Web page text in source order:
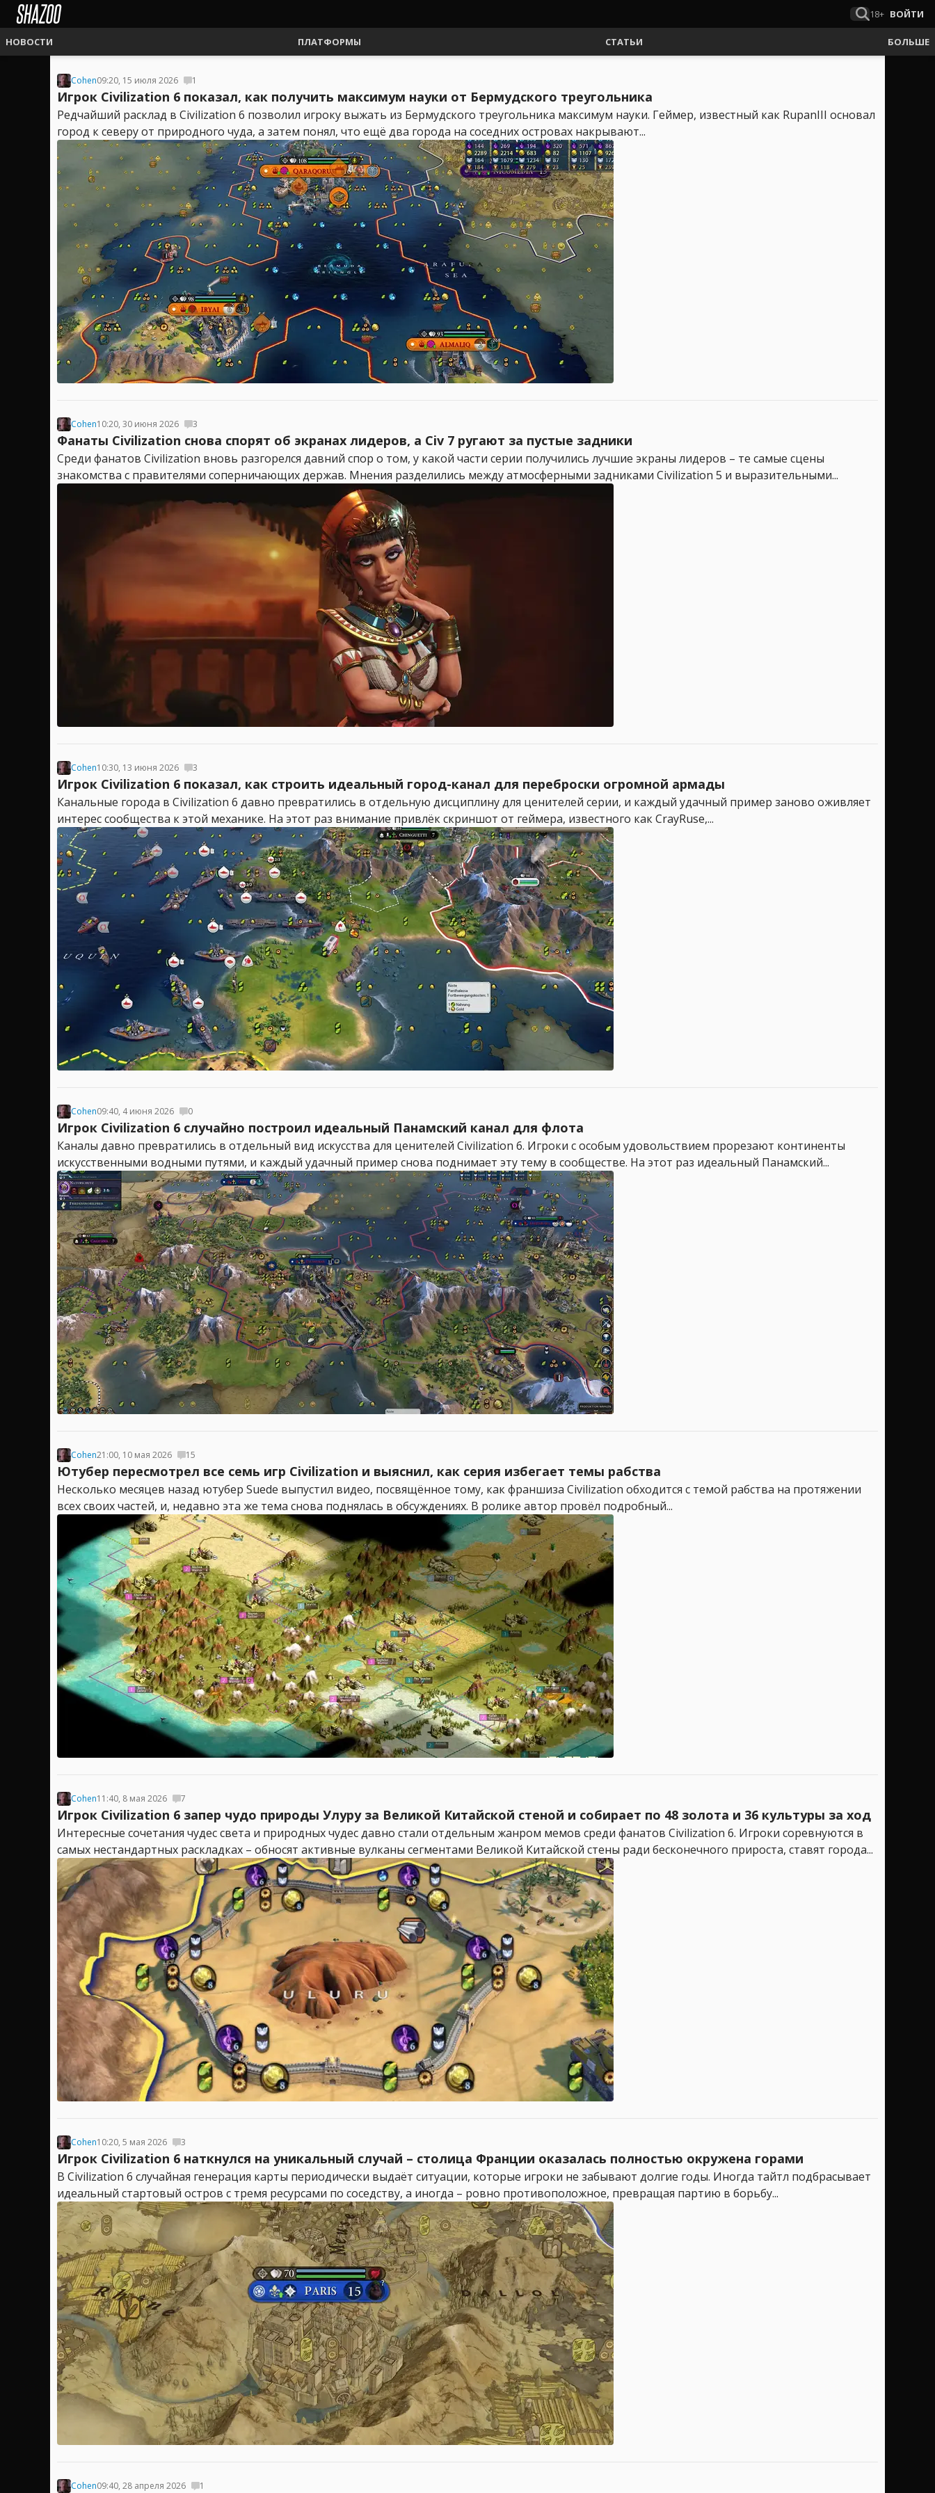
18+ ВОЙТИ
НОВОСТИ ПЛАТФОРМЫ СТАТЬИ БОЛЬШЕ
Cohen09:20, 15 июля 2026 1
Игрок Civilization 6 показал, как получить максимум науки от Бермудского треугольника
Редчайший расклад в Civilization 6 позволил игроку выжать из Бермудского треугольника максимум науки. Геймер, известный как RupanIII основал
город к северу от природного чуда, а затем понял, что ещё два города на соседних островах накрывают...
Cohen10:20, 30 июня 2026 3
Фанаты Civilization снова спорят об экранах лидеров, а Civ 7 ругают за пустые задники
Среди фанатов Civilization вновь разгорелся давний спор о том, у какой части серии получились лучшие экраны лидеров – те самые сцены
знакомства с правителями соперничающих держав. Мнения разделились между атмосферными задниками Civilization 5 и выразительными...
Cohen10:30, 13 июня 2026 3
Игрок Civilization 6 показал, как строить идеальный город-канал для переброски огромной армады
Канальные города в Civilization 6 давно превратились в отдельную дисциплину для ценителей серии, и каждый удачный пример заново оживляет
интерес сообщества к этой механике. На этот раз внимание привлёк скриншот от геймера, известного как CrayRuse,...
Cohen09:40, 4 июня 2026 0
Игрок Civilization 6 случайно построил идеальный Панамский канал для флота
Каналы давно превратились в отдельный вид искусства для ценителей Civilization 6. Игроки с особым удовольствием прорезают континенты
искусственными водными путями, и каждый удачный пример снова поднимает эту тему в сообществе. На этот раз идеальный Панамский...
Cohen21:00, 10 мая 2026 15
Ютубер пересмотрел все семь игр Civilization и выяснил, как серия избегает темы рабства
Несколько месяцев назад ютубер Suede выпустил видео, посвящённое тому, как франшиза Civilization обходится с темой рабства на протяжении
всех своих частей, и, недавно эта же тема снова поднялась в обсуждениях. В ролике автор провёл подробный...
Cohen11:40, 8 мая 2026 7
Игрок Civilization 6 запер чудо природы Улуру за Великой Китайской стеной и собирает по 48 золота и 36 культуры за ход
Интересные сочетания чудес света и природных чудес давно стали отдельным жанром мемов среди фанатов Civilization 6. Игроки соревнуются в
самых нестандартных раскладках – обносят активные вулканы сегментами Великой Китайской стены ради бесконечного прироста, ставят города...
Cohen10:20, 5 мая 2026 3
Игрок Civilization 6 наткнулся на уникальный случай – столица Франции оказалась полностью окружена горами
В Civilization 6 случайная генерация карты периодически выдаёт ситуации, которые игроки не забывают долгие годы. Иногда тайтл подбрасывает
идеальный стартовый остров с тремя ресурсами по соседству, а иногда – ровно противоположное, превращая партию в борьбу...
Cohen09:40, 28 апреля 2026 1